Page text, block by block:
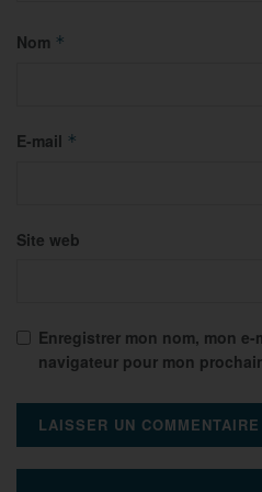
Nom *
E-mail *
Site web
Enregistrer mon nom, mon
navigateur pour mon